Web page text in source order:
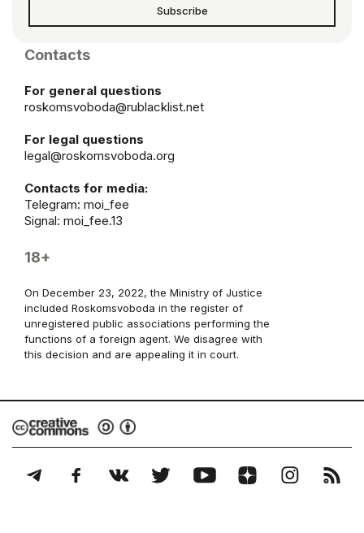
Subscribe
Contacts
For general questions
roskomsvoboda@rublacklist.net
For legal questions
legal@roskomsvoboda.org
Contacts for media:
Telegram: moi_fee
Signal: moi_fee.13
18+
On December 23, 2022, the Ministry of Justice
included Roskomsvoboda in the register of
unregistered public associations performing the
functions of a foreign agent. We disagree with
this decision and are appealing it in court.